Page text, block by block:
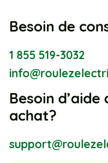
Besoin de
1 855 519-3032
Besoin
achat?